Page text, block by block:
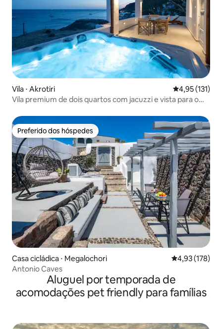
Vila ⋅ Akrotiri 4,95 de uma
4,95 (131)
Vila premium de dois quartos com jacuzzi e vista para o
Preferido dos hóspedes
Preferido dos hóspedes
Casa cicládica ⋅ Megalochori 4,93 de uma
4,93 (178)
Antonio Caves
Aluguel por temporada de
acomodações pet friendly para famílias